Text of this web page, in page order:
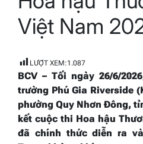
Việt Nam
LƯỢT XEM:1.087
BCV – Tối ngày 26/6/
trường Phú Gia Riverside
phường Quy Nhơn Đông,
kết cuộc thi Hoa hậu
đã chính thức diễn ra